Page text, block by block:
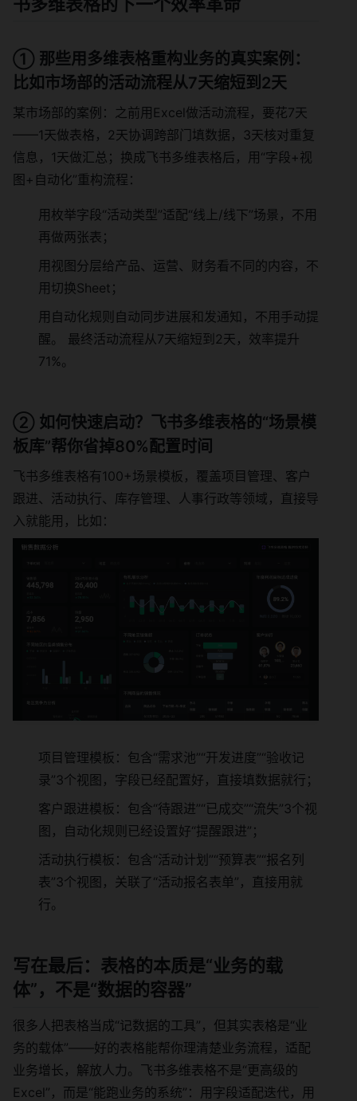
① 那些用多维表格重构业务的真实案例：
比如市场部的活动流程从7天缩短到2天
某市场部的案例：之前用Excel做活动流程，要花7天
——1天做表格，2天协调跨部门填数据，3天核对重复
信息，1天做汇总；换成飞书多维表格后，用“字段+视
图+自动化”重构流程：
用枚举字段“活动类型”适配“线上/线下”场景，不用
再做两张表；
用视图分层给产品、运营、财务看不同的内容，不
用切换Sheet；
用自动化规则自动同步进展和发通知，不用手动提
醒。 最终活动流程从7天缩短到2天，效率提升
71%。
② 如何快速启动？飞书多维表格的“场景模
板库”帮你省掉80%配置时间
飞书多维表格有100+场景模板，覆盖项目管理、客户
跟进、活动执行、库存管理、人事行政等领域，直接导
入就能用，比如：
项目管理模板：包含“需求池”“开发进度”“验收记
录”3个视图，字段已经配置好，直接填数据就行；
客户跟进模板：包含“待跟进”“已成交”“流失”3个视
图，自动化规则已经设置好“提醒跟进”；
活动执行模板：包含“活动计划”“预算表”“报名列
表”3个视图，关联了“活动报名表单”，直接用就
行。
写在最后：表格的本质是“业务的载
体”，不是“数据的容器”
很多人把表格当成“记数据的工具”，但其实表格是“业
务的载体”——好的表格能帮你理清楚业务流程，适配
业务增长，解放人力。飞书多维表格不是“更高级的
Excel”，而是“能跑业务的系统”：用字段适配迭代，用